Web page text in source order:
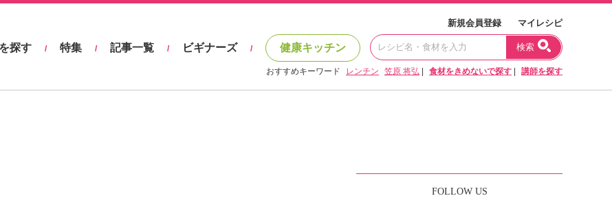
新規会員登録 マイレシピ
探す / 特集 / 記事一覧 / ビギナーズ / 健康キッチン 検索
おすすめキーワード レンチン 笠原 将弘 食材をきめないで探す 講師を探す
FOLLOW US